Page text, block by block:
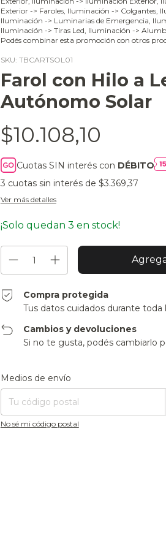
Exterior -> Faroles, Iluminación -> Colgantes,
Iluminación -> Luminarias de Emergencia,
Iluminación -> Tiras Led, Iluminación ->
Podés combinar esta promoción con otros
SKU: TBCARTSOL01
Farol con Hilo a
Autónomo Solar
$10.108,10
Cuotas SIN interés con DÉBITO
3 cuotas sin interés de $3.369,37
Ver más detalles
¡Solo quedan 3 en stock!
Compra protegida
Tus datos cuidados durante toda
Cambios y devoluciones
Si no te gusta, podés cambiarlo
Entregas para el CP:
Medios de envío
No sé mi código postal